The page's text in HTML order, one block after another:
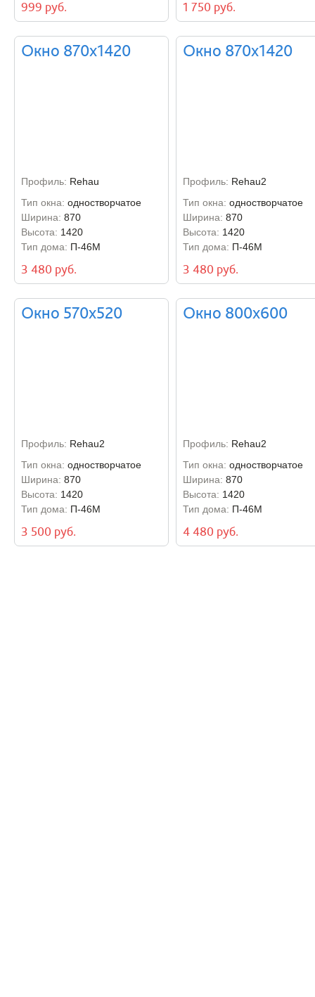
999 руб. 1 750 руб.
Окно 870х1420
Профиль: Rehau
Тип окна: одностворчатое
Ширина: 870
Высота: 1420
Тип дома: П-46М
3 480 руб.
Окно 870х1420
Профиль: Rehau2
Тип окна: одностворчатое
Ширина: 870
Высота: 1420
Тип дома: П-46М
3 480 руб.
Окно 570х520
Профиль: Rehau2
Тип окна: одностворчатое
Ширина: 870
Высота: 1420
Тип дома: П-46М
3 500 руб.
Окно 800х600
Профиль: Rehau2
Тип окна: одностворчатое
Ширина: 870
Высота: 1420
Тип дома: П-46М
4 480 руб.